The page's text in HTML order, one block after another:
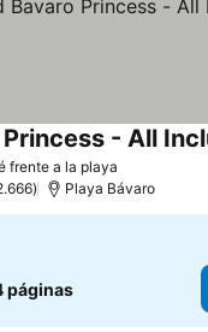
frente a la playa
- All
Playa Bávaro
páginas